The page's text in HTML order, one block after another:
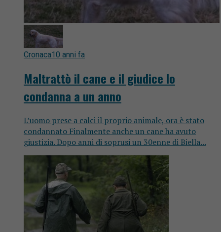
Cronaca10 anni fa
Maltrattò il cane e il giudice lo
condanna a un anno
L’uomo prese a calci il proprio animale, ora è stato
condannato Finalmente anche un cane ha avuto
giustizia. Dopo anni di soprusi un 30enne di Biella...